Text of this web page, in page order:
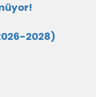
2028)